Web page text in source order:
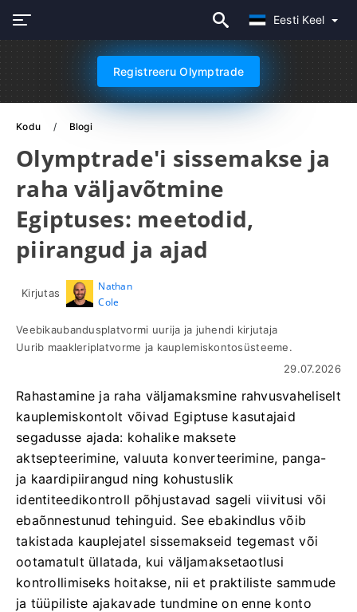
Eesti Keel
Registreeru Olymptrade
Kodu Blogi
Olymptrade'i sissemakse ja
raha väljavõtmine
Egiptuses: meetodid,
piirangud ja ajad
Kirjutas
Nathan
Cole
Veebikaubandusplatvormi uurija ja juhendi kirjutaja
Uurib maakleriplatvorme ja kauplemiskontosüsteeme.
29.07.2026
Rahastamine ja raha väljamaksmine rahvusvaheliselt
kauplemiskontolt võivad Egiptuse kasutajaid
segadusse ajada: kohalike maksete
aktsepteerimine, valuuta konverteerimine, panga-
ja kaardipiirangud ning kohustuslik
identiteedikontroll põhjustavad sageli viivitusi või
ebaõnnestunud tehinguid. See ebakindlus võib
takistada kauplejatel sissemakseid tegemast või
ootamatult üllatada, kui väljamaksetaotlusi
kontrollimiseks hoitakse, nii et praktiliste sammude
ja tüüpiliste ajakavade tundmine on enne konto